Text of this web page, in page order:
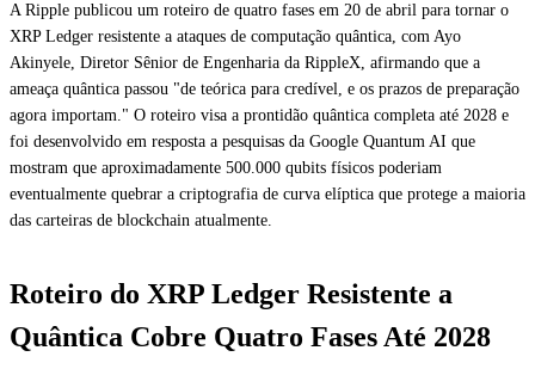
A Ripple publicou um roteiro de quatro fases em 20 de abril para tornar o
XRP Ledger resistente a ataques de computação quântica, com Ayo
Akinyele, Diretor Sênior de Engenharia da RippleX, afirmando que a
ameaça quântica passou "de teórica para credível, e os prazos de preparação
agora importam." O roteiro visa a prontidão quântica completa até 2028 e
foi desenvolvido em resposta a pesquisas da Google Quantum AI que
mostram que aproximadamente 500.000 qubits físicos poderiam
eventualmente quebrar a criptografia de curva elíptica que protege a maioria
das carteiras de blockchain atualmente.
Roteiro do XRP Ledger Resistente a
Quântica Cobre Quatro Fases Até 2028